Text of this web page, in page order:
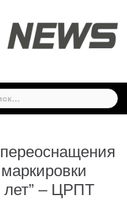
лет” – ЦРПТ